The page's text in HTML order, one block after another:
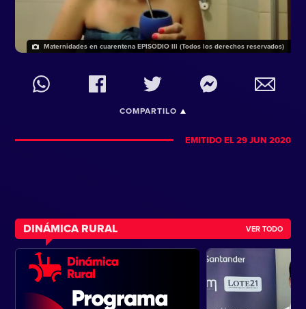
Maternidades en cuarentena EPISODIO lll (Todos los derechos reservados)
COMPARTILO
EMITIDO EL 29 JUN 2020
DINÁMICA RURAL VER TODO